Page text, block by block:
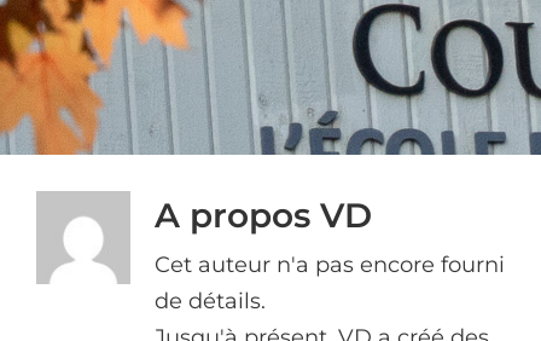
A propos VD
Cet auteur n'a pas encore fourni
de détails.